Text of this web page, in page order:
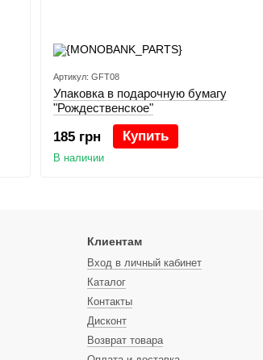
Артикул: GFT08
Упаковка в подарочную бумагу
"Рождественское"
185 грн Купить
В наличии
Клиентам
Вход в личный кабинет
Каталог
Контакты
Дисконт
Возврат товара